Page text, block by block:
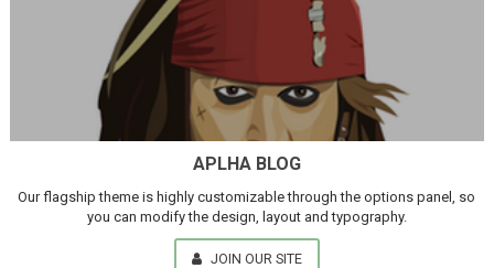
APLHA BLOG
Our flagship theme is highly customizable through the options panel, so
you can modify the design, layout and typography.
JOIN OUR SITE